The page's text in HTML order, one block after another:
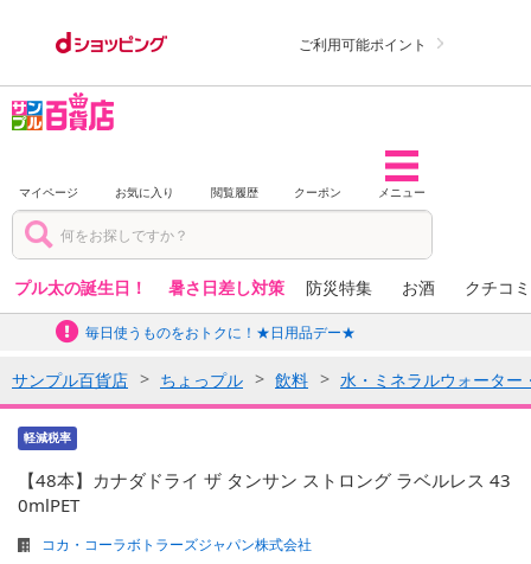
ご利用可能ポイント
マイページ お気に入り 閲覧履歴 クーポン メニュー
プル太の誕生日！ 暑さ日差し対策 防災特集 お酒 クチコ
毎日使うものをおトクに！★日用品デー★
サンプル百貨店 ちょっプル 飲料 水・ミネラルウォーター
軽減税率
【48本】カナダドライ ザ タンサン ストロング ラベルレス 43
0mlPET
コカ・コーラボトラーズジャパン株式会社